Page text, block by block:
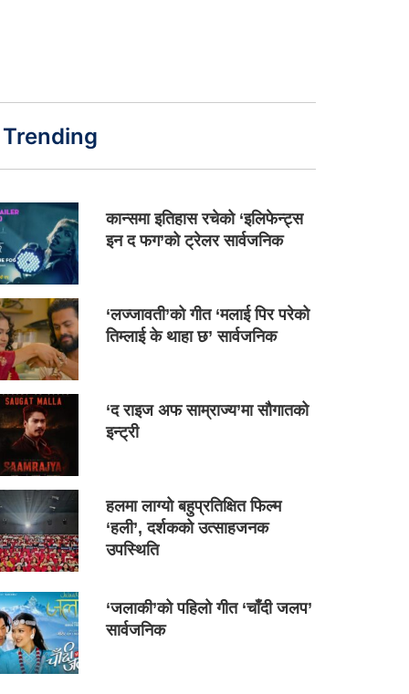
Trending
कान्समा इतिहास रचेको ‘इलिफेन्ट्स
इन द फग’को ट्रेलर सार्वजनिक
‘लज्जावती’को गीत ‘मलाई पिर परेको
तिम्लाई के थाहा छ’ सार्वजनिक
‘द राइज अफ साम्राज्य’मा सौगातको
इन्ट्री
हलमा लाग्यो बहुप्रतिक्षित फिल्म
‘हली’, दर्शकको उत्साहजनक
उपस्थिति
‘जलाकी’को पहिलो गीत ‘चाँदी जलप’
सार्वजनिक